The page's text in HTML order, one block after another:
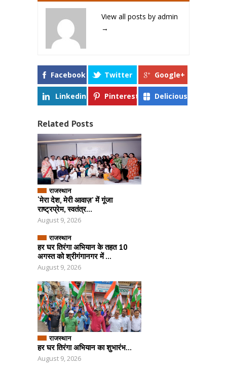
View all posts by admin
→
Facebook Twitter Google+
Linkedin Pinterest Delicious
Related Posts
राजस्थान
‘मेरा देश, मेरी आवाज़’ में गूंजा
राष्ट्रप्रेम, स्वतंत्र...
August 9, 2026
राजस्थान
हर घर तिरंगा अभियान के तहत 10
अगस्त को श्रीगंगानगर में ...
August 9, 2026
राजस्थान
हर घर तिरंगा अभियान का शुभारंभ...
August 9, 2026